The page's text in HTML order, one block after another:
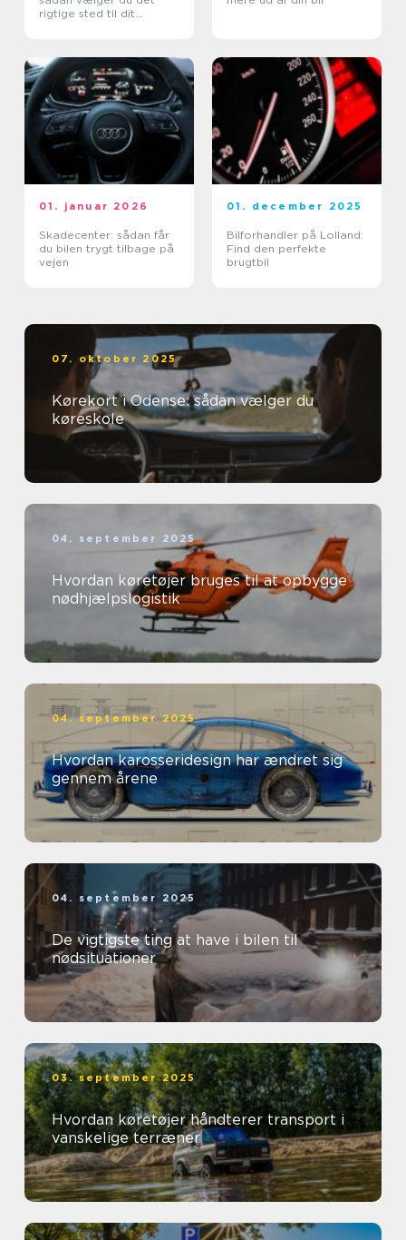
rigtige sted til dit
01. januar 2026
Skadecenter: sådan får
du bilen trygt tilbage på
vejen
01. december 2025
Bilforhandler på Lolland:
Find den perfekte
brugtbil
07. oktober 2025
Kørekort i Odense: sådan vælger du
køreskole
04. september 2025
Hvordan køretøjer bruges til at opbygge
nødhjælpslogistik
04. september 2025
Hvordan karosseridesign har ændret sig
gennem årene
04. september 2025
De vigtigste ting at have i bilen til
nødsituationer
03. september 2025
Hvordan køretøjer håndterer transport i
vanskelige terræner